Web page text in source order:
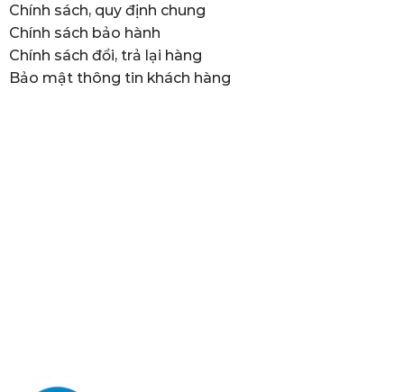
Chính sách, quy định chung
Chính sách bảo hành
Chính sách đổi, trả lại hàng
Bảo mật thông tin khách hàng